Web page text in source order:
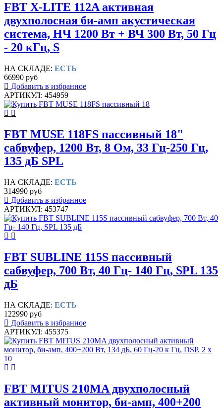
FBT X-LITE 112A активная
двухполосная би-амп акустическая
система, НЧ 1200 Вт + ВЧ 300 Вт, 50 Гц
- 20 кГц, S
НА СКЛАДЕ: ЕСТЬ
66990 руб
Добавить в избранное
АРТИКУЛ: 454959
FBT MUSE 118FS пассивный 18"
сабвуфер, 1200 Вт, 8 Ом, 33 Гц-250 Гц,
135 дБ SPL
НА СКЛАДЕ: ЕСТЬ
314990 руб
Добавить в избранное
АРТИКУЛ: 453747
FBT SUBLINE 115S пассивный
сабвуфер, 700 Вт, 40 Гц- 140 Гц, SPL 135
дБ
НА СКЛАДЕ: ЕСТЬ
122990 руб
Добавить в избранное
АРТИКУЛ: 455375
FBT MITUS 210MA двухполосный
активный монитор, би-амп, 400+200